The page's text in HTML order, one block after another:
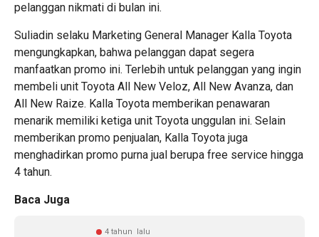
pelanggan nikmati di bulan ini.
Suliadin selaku Marketing General Manager Kalla Toyota
mengungkapkan, bahwa pelanggan dapat segera
manfaatkan promo ini. Terlebih untuk pelanggan yang ingin
membeli unit Toyota All New Veloz, All New Avanza, dan
All New Raize. Kalla Toyota memberikan penawaran
menarik memiliki ketiga unit Toyota unggulan ini. Selain
memberikan promo penjualan, Kalla Toyota juga
menghadirkan promo purna jual berupa free service hingga
4 tahun.
Baca Juga
4 tahun lalu